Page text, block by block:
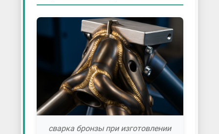
сварка бронзы при изготовлении